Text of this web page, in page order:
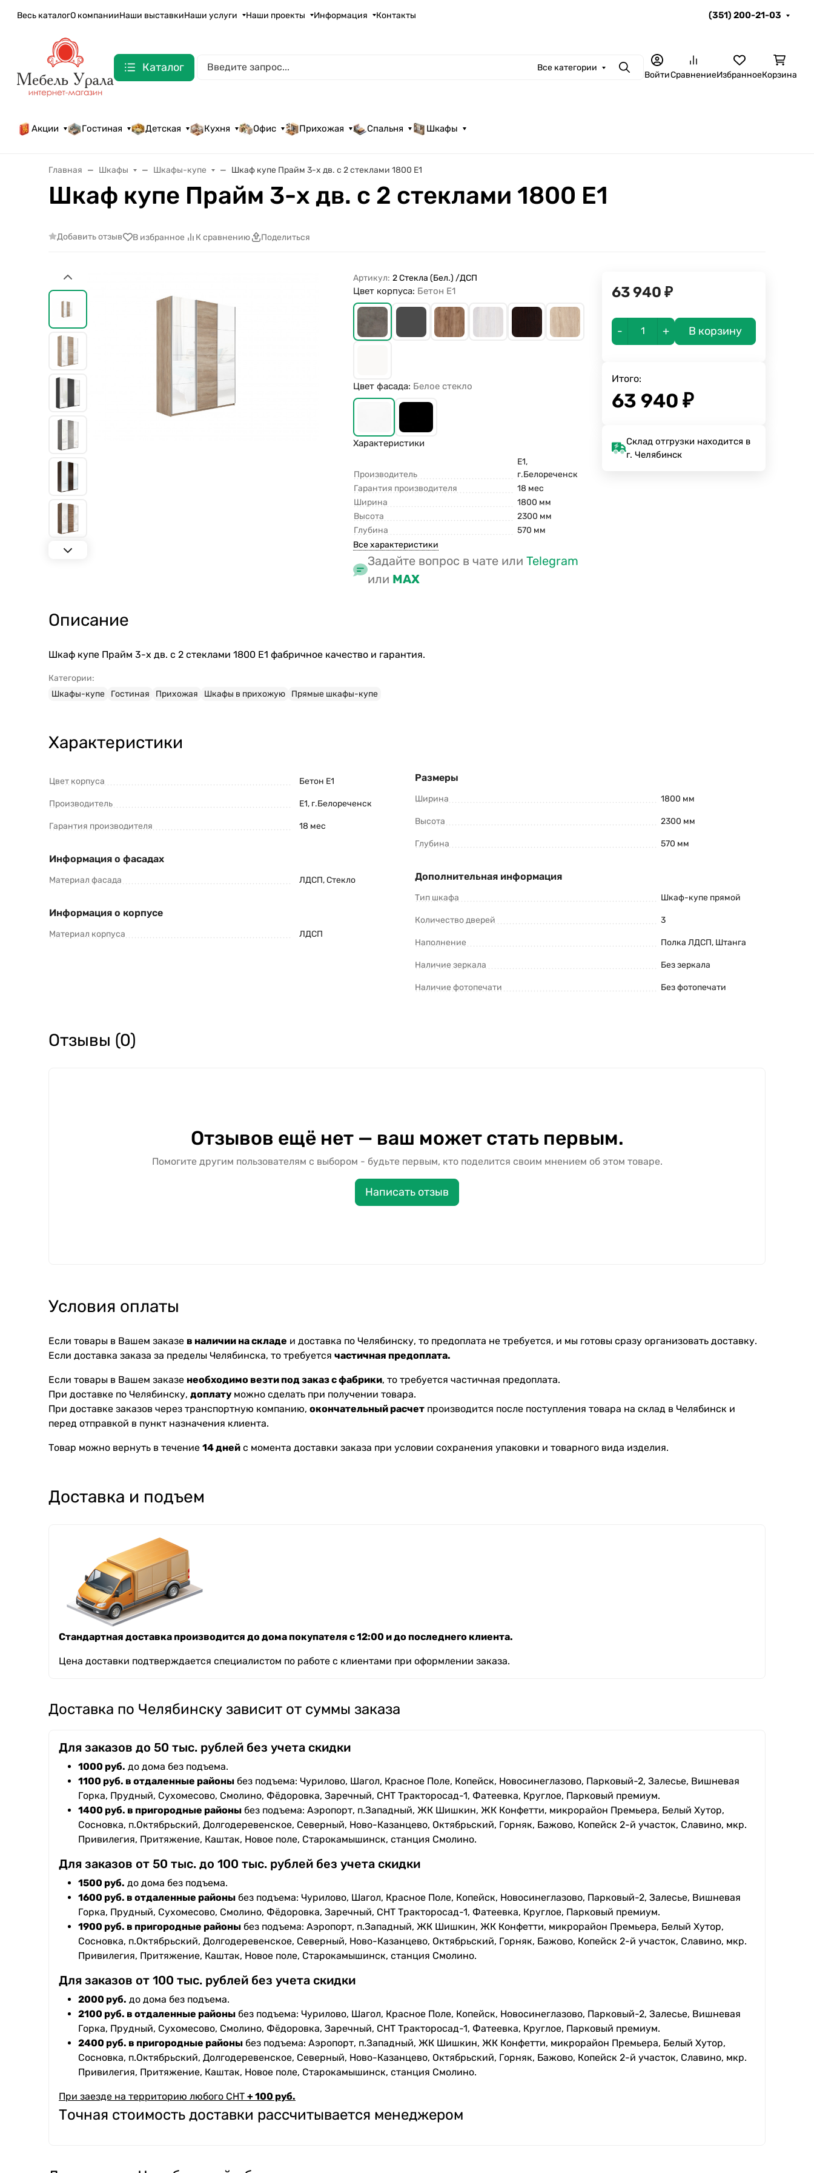
Весь каталогО компанииНаши выставкиНаши услуги Наши проекты Информация Контакты (351) 200-21-03
Каталог Все категории ПоискВойтиСравнениеИзбранноеКорзина
Акции Гостиная Детская Кухня Офис Прихожая Спальня Шкафы
Главная Шкафы Шкафы-купе Шкаф купе Прайм 3-х дв. с 2 стеклами 1800 Е1
Шкаф купе Прайм 3-х дв. с 2 стеклами 1800 Е1
Добавить отзыв В избранное К сравнению Поделиться
Артикул: 2 Стекла (Бел.) /ДСП
Цвет корпуса: Бетон Е1
Цвет фасада: Белое стекло
Характеристики
Производитель
Е1,
г.Белореченск
Гарантия производителя
18 мес
Ширина
1800 мм
Высота
2300 мм
Глубина
570 мм
Все характеристики
Задайте вопрос в чате илиTelegram
или MAX
63 940 ₽
- + В корзину
Итого:
63 940 ₽
Склад отгрузки находится в
г. Челябинск
Описание
Шкаф купе Прайм 3-х дв. с 2 стеклами 1800 Е1 фабричное качество и гарантия.
Категории:
Шкафы-купе
Гостиная Прихожая Шкафы в прихожую Прямые шкафы-купе
Характеристики
Цвет корпуса Бетон Е1
Производитель Е1, г.Белореченск
Гарантия производителя 18 мес
Информация о фасадах
Материал фасада ЛДСП, Стекло
Информация о корпусе
Материал корпуса ЛДСП
Размеры
Ширина 1800 мм
Высота 2300 мм
Глубина 570 мм
Дополнительная информация
Тип шкафа Шкаф-купе прямой
Количество дверей 3
Наполнение Полка ЛДСП, Штанга
Наличие зеркала Без зеркала
Наличие фотопечати Без фотопечати
Отзывы (0)
Отзывов ещё нет — ваш может стать первым.
Помогите другим пользователям с выбором - будьте первым, кто поделится своим мнением об этом товаре.
Написать отзыв
Условия оплаты
Если товары в Вашем заказе в наличии на складе и доставка по Челябинску, то предоплата не требуется, и мы готовы сразу организовать доставку.
Если доставка заказа за пределы Челябинска, то требуется частичная предоплата.
Если товары в Вашем заказе необходимо везти под заказ с фабрики, то требуется частичная предоплата.
При доставке по Челябинску, доплату можно сделать при получении товара.
При доставке заказов через транспортную компанию, окончательный расчет производится после поступления товара на склад в Челябинск и
перед отправкой в пункт назначения клиента.
Товар можно вернуть в течение 14 дней с момента доставки заказа при условии сохранения упаковки и товарного вида изделия.
Доставка и подъем
Стандартная доставка производится до дома покупателя с 12:00 и до последнего клиента.
Цена доставки подтверждается специалистом по работе с клиентами при оформлении заказа.
Доставка по Челябинску зависит от суммы заказа
Для заказов до 50 тыс. рублей без учета скидки
1000 руб. до дома без подъема.
1100 руб. в отдаленные районы без подъема: Чурилово, Шагол, Красное Поле, Копейск, Новосинеглазово, Парковый-2, Залесье, Вишневая
Горка, Прудный, Сухомесово, Смолино, Фёдоровка, Заречный, СНТ Тракторосад-1, Фатеевка, Круглое, Парковый премиум.
1400 руб. в пригородные районы без подъема: Аэропорт, п.Западный, ЖК Шишкин, ЖК Конфетти, микрорайон Премьера, Белый Хутор,
Сосновка, п.Октябрьский, Долгодеревенское, Северный, Ново-Казанцево, Октябрьский, Горняк, Бажово, Копейск 2-й участок, Славино, мкр.
Привилегия, Притяжение, Каштак, Новое поле, Старокамышинск, станция Смолино.
Для заказов от 50 тыс. до 100 тыс. рублей без учета скидки
1500 руб. до дома без подъема.
1600 руб. в отдаленные районы без подъема: Чурилово, Шагол, Красное Поле, Копейск, Новосинеглазово, Парковый-2, Залесье, Вишневая
Горка, Прудный, Сухомесово, Смолино, Фёдоровка, Заречный, СНТ Тракторосад-1, Фатеевка, Круглое, Парковый премиум.
1900 руб. в пригородные районы без подъема: Аэропорт, п.Западный, ЖК Шишкин, ЖК Конфетти, микрорайон Премьера, Белый Хутор,
Сосновка, п.Октябрьский, Долгодеревенское, Северный, Ново-Казанцево, Октябрьский, Горняк, Бажово, Копейск 2-й участок, Славино, мкр.
Привилегия, Притяжение, Каштак, Новое поле, Старокамышинск, станция Смолино.
Для заказов от 100 тыс. рублей без учета скидки
2000 руб. до дома без подъема.
2100 руб. в отдаленные районы без подъема: Чурилово, Шагол, Красное Поле, Копейск, Новосинеглазово, Парковый-2, Залесье, Вишневая
Горка, Прудный, Сухомесово, Смолино, Фёдоровка, Заречный, СНТ Тракторосад-1, Фатеевка, Круглое, Парковый премиум.
2400 руб. в пригородные районы без подъема: Аэропорт, п.Западный, ЖК Шишкин, ЖК Конфетти, микрорайон Премьера, Белый Хутор,
Сосновка, п.Октябрьский, Долгодеревенское, Северный, Ново-Казанцево, Октябрьский, Горняк, Бажово, Копейск 2-й участок, Славино, мкр.
Привилегия, Притяжение, Каштак, Новое поле, Старокамышинск, станция Смолино.
При заезде на территорию любого СНТ + 100 руб.
Точная стоимость доставки рассчитывается менеджером